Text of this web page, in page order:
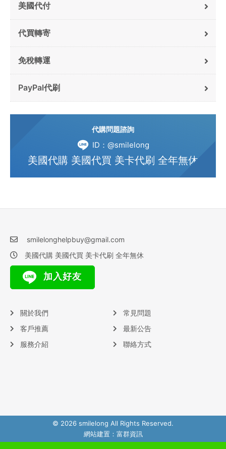
美國代付
代買轉寄
免稅轉運
PayPal代刷
代購問題諮詢
ID：@smilelong
美國代購 美國代買 美卡代刷 全年無休
smilelonghelpbuy@gmail.com
美國代購 美國代買 美卡代刷 全年無休
加入好友
關於我們
客戶推薦
服務介紹
常見問題
最新公告
聯絡方式
© 2026 smilelong All Rights Reserved.
網站建置： 富群資訊